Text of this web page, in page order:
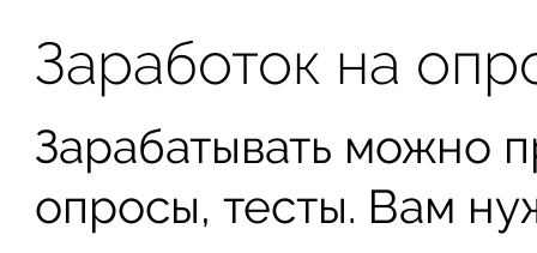
Заработок на
Зарабатывать можно
опросы, тесты. Вам